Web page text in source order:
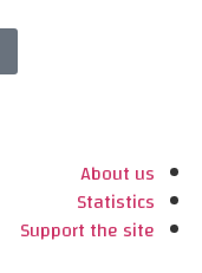
About us
Statistics
Support the site